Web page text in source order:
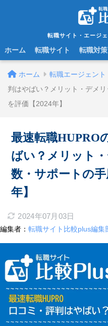
転職サイト・エージ
ホーム 転職サイト 転職対策
ホーム 転職エージェント
判はやばい？メリット・デメ
を評価【2024年】
最速転職HUPRO
ばい？メリット
数・サポートの
年】
2024年07月03日
編集者： 転職サイト比較plus編集